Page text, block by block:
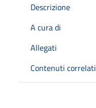
Descrizione
A cura di
Allegati
Contenuti correlati